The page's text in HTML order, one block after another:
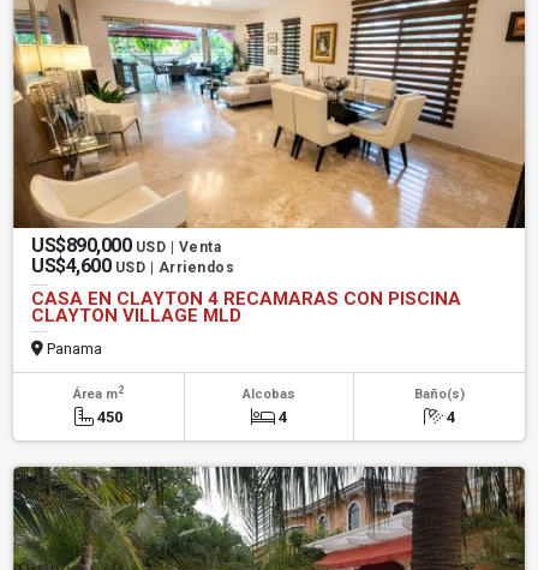
US$890,000 USD | Venta
US$4,600 USD | Arriendos
CASA EN CLAYTON 4 RECAMARAS CON PISCINA
CLAYTON VILLAGE MLD
Panama
Área m2
450
Alcobas
4
Baño(s)
4